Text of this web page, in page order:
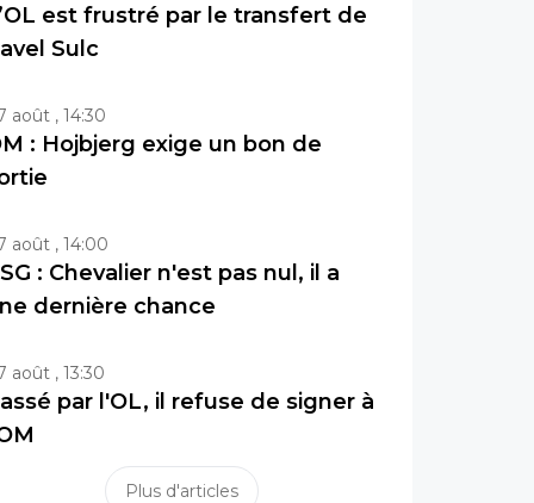
est frustré par le transfert de
Sulc
août , 14:30
: Hojbjerg exige un bon de
août , 14:00
: Chevalier n'est pas nul, il a
dernière chance
août , 13:30
par l'OL, il refuse de signer à
Plus d'articles